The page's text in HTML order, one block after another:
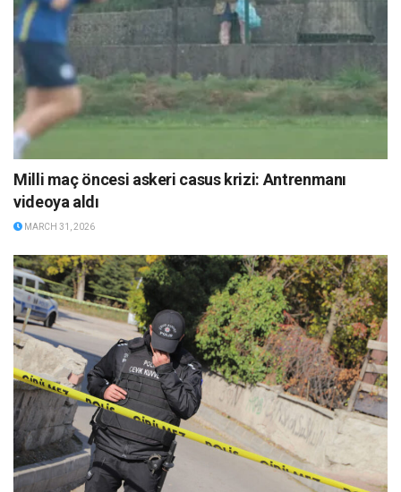
Milli maç öncesi askeri casus krizi: Antrenmanı
videoya aldı
MARCH 31, 2026